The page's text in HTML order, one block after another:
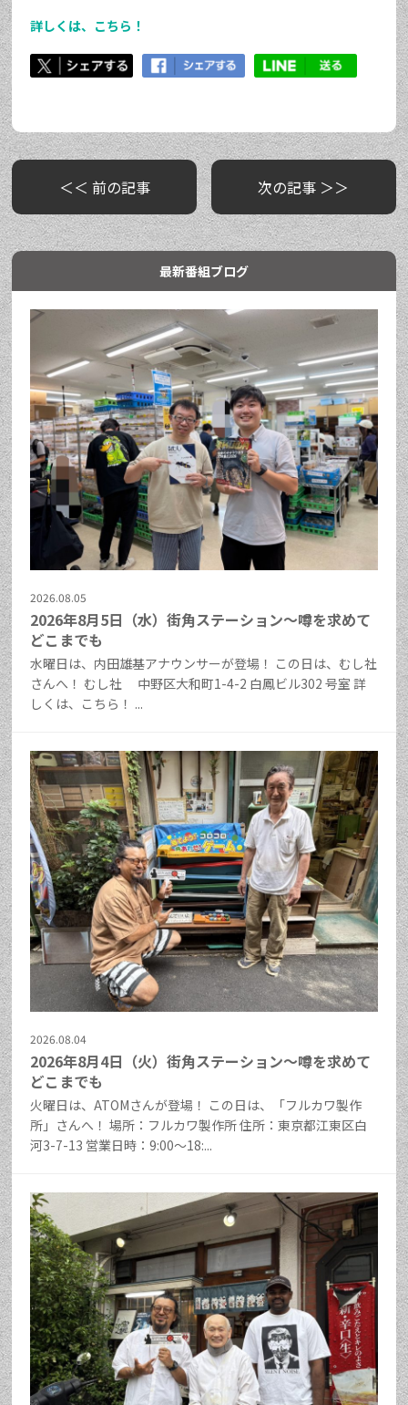
詳しくは、こちら！
＜＜ 前の記事 次の記事 ＞＞
最新番組ブログ
2026.08.05
2026年8月5日（水）街角ステーション～噂を求めて
どこまでも
水曜日は、内田雄基アナウンサーが登場！ この日は、むし社
さんへ！ むし社 中野区大和町1-4-2 白鳳ビル302 号室 詳
しくは、こちら！ ...
2026.08.04
2026年8月4日（火）街角ステーション～噂を求めて
どこまでも
火曜日は、ATOMさんが登場！ この日は、「フルカワ製作
所」さんへ！ 場所：フルカワ製作所 住所：東京都江東区白
河3-7-13 営業日時：9:00～18:...